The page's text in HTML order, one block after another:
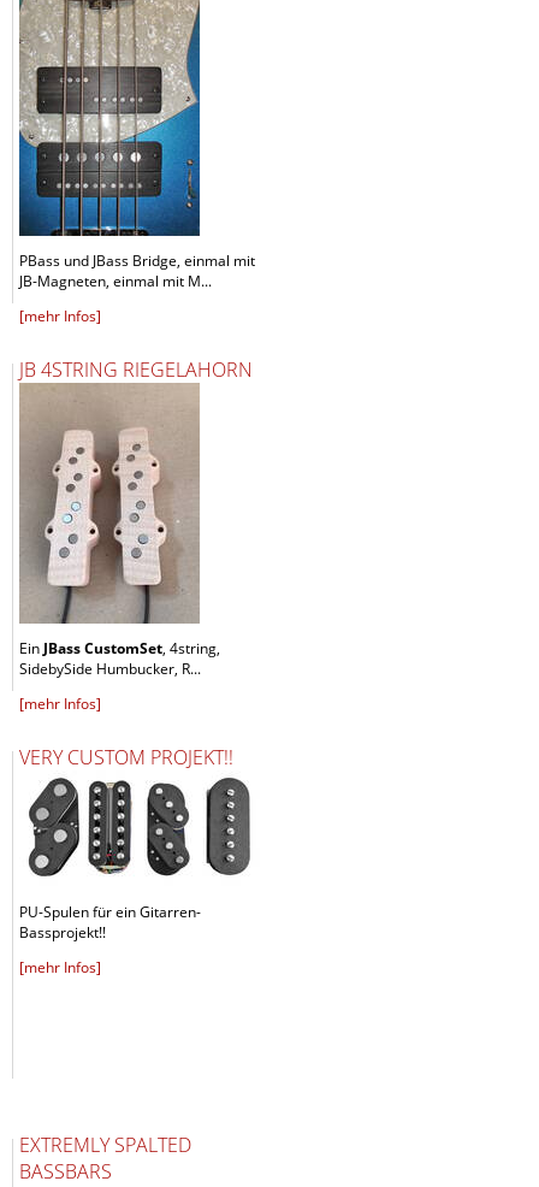
PBass und JBass Bridge, einmal mit
JB-Magneten, einmal mit M...
[mehr Infos]
JB 4STRING RIEGELAHORN
EinJBass CustomSet, 4string,
SidebySide Humbucker, R...
[mehr Infos]
VERY CUSTOM PROJEKT!!
PU-Spulen für ein Gitarren-
Bassprojekt!!
[mehr Infos]
EXTREMLY SPALTED
BASSBARS